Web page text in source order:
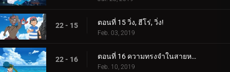
22 - 15 ตอนที่ 15 วิ่ง, ฮีโร่, วิ่ง!
Feb. 03, 2019
22 - 16 ตอนที่ 16 ความทรงจำในสายหมอก!
Feb. 10, 2019